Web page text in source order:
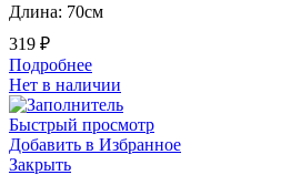
Длина: 70см
319 ₽
Подробнее
Нет в наличии
Быстрый просмотр
Добавить в Избранное
Закрыть